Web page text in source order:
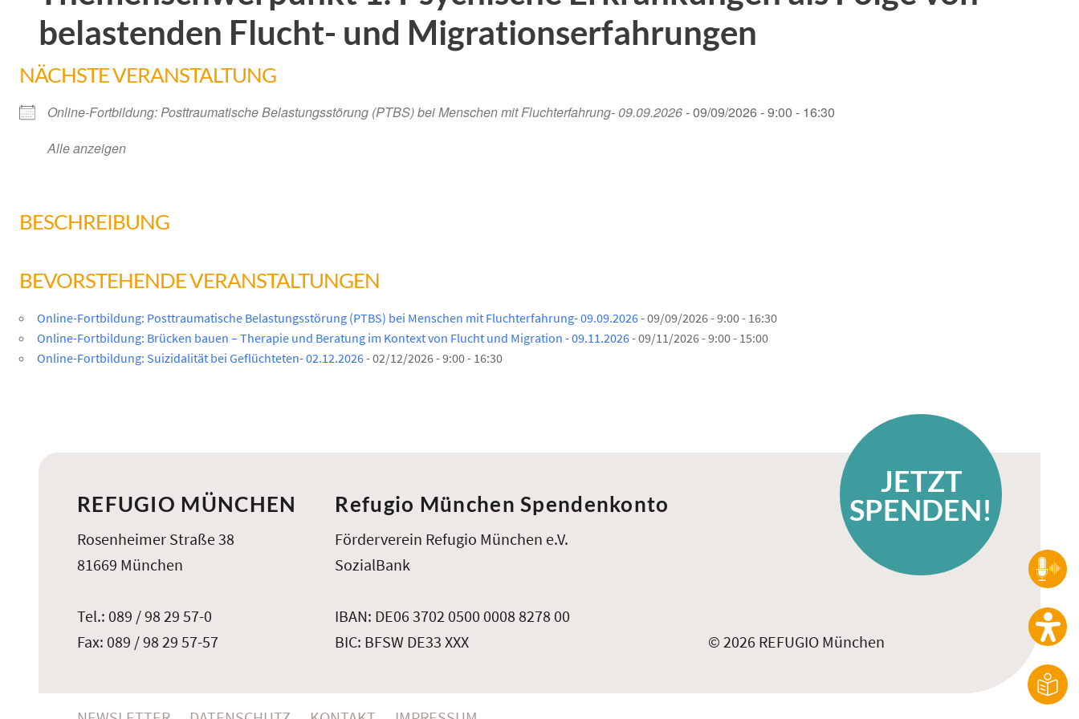
belastenden Flucht- und Migrationserfahrungen
NÄCHSTE VERANSTALTUNG
Online-Fortbildung: Posttraumatische Belastungsstörung (PTBS) bei Menschen mit Fluchterfahrung- 09.09.2026- 09/09/2026 - 9:00 - 16:30
Alle anzeigen
BESCHREIBUNG
BEVORSTEHENDE VERANSTALTUNGEN
Online-Fortbildung: Posttraumatische Belastungsstörung (PTBS) bei Menschen mit Fluchterfahrung- 09.09.2026- 09/09/2026 - 9:00 - 16:30
Online-Fortbildung: Brücken bauen – Therapie und Beratung im Kontext von Flucht und Migration - 09.11.2026- 09/11/2026 - 9:00 - 15:00
Online-Fortbildung: Suizidalität bei Geflüchteten- 02.12.2026- 02/12/2026 - 9:00 - 16:30
JETZT
SPENDEN!
REFUGIO MÜNCHEN
Rosenheimer Straße 38
81669 München
Tel.: 089 / 98 29 57-0
Fax: 089 / 98 29 57-57
Refugio München Spendenkonto
Förderverein Refugio München e.V.
SozialBank
IBAN: DE06 3702 0500 0008 8278 00
BIC: BFSW DE33 XXX
© 2026 REFUGIO München